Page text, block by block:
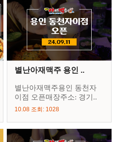
별난아재맥주 용인 ..
별난아재맥주용인 동천자
이점 오픈매장주소: 경기..
10.08 조회: 1028